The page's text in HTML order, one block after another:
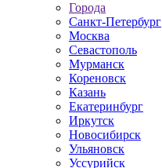
Города
Санкт-Петербург
Москва
Севастополь
Мурманск
Кореновск
Казань
Екатеринбург
Иркутск
Новосибирск
Ульяновск
Уссурийск